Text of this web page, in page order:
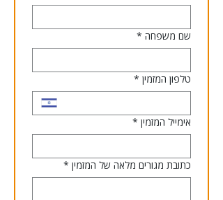
שם משפחה *
טלפון המזמין *
אימייל המזמין *
כתובת מגורים מלאה של המזמין *